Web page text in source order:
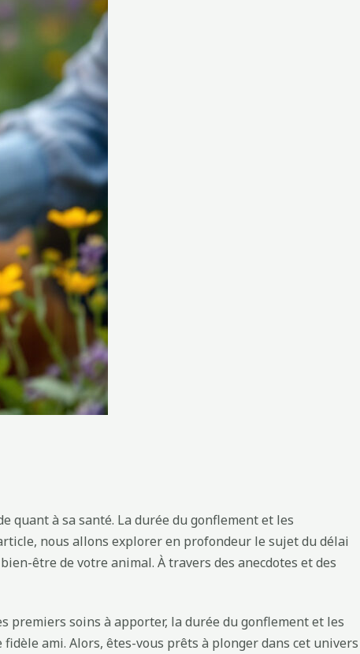
quant à sa santé. La durée du gonflement et les
nous allons explorer en profondeur le sujet du délai
être de votre animal. À travers des anecdotes et des
premiers soins à apporter, la durée du gonflement et les
ami. Alors, êtes-vous prêts à plonger dans cet univers